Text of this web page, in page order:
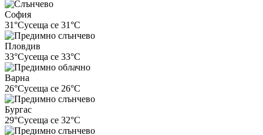
София
31°Cусеща се 31°C
Пловдив
33°Cусеща се 33°C
Варна
26°Cусеща се 26°C
Бургас
29°Cусеща се 32°C